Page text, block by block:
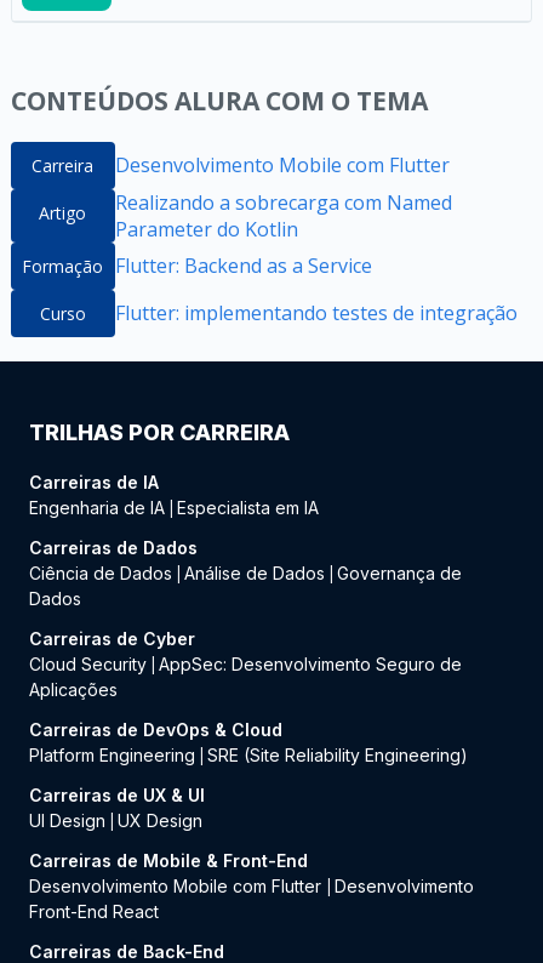
CONTEÚDOS ALURA COM O TEMA
Carreira Desenvolvimento Mobile com Flutter
Artigo
Realizando a sobrecarga com Named
Parameter do Kotlin
Formação Flutter: Backend as a Service
Curso Flutter: implementando testes de integração
TRILHAS POR CARREIRA
Carreiras de IA
Engenharia de IA Especialista em IA
Carreiras de Dados
Ciência de Dados
Análise de Dados
Governança de
Dados
Carreiras de Cyber
Cloud Security AppSec: Desenvolvimento Seguro de
Aplicações
Carreiras de DevOps & Cloud
Platform Engineering
SRE (Site Reliability Engineering)
Carreiras de UX & UI
UI Design
UX Design
Carreiras de Mobile & Front-End
Desenvolvimento Mobile com Flutter
Desenvolvimento
Front-End React
Carreiras de Back-End